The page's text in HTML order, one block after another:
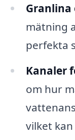
mätning
perfekta
Kanaler
om hur
vilket